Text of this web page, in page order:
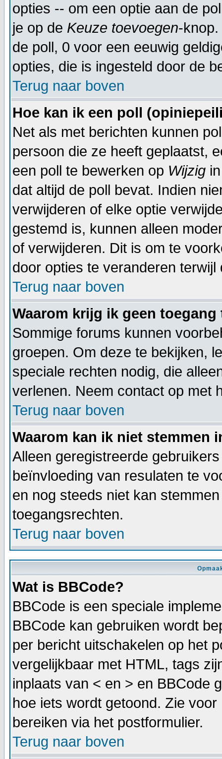
opties -- om een optie aan de
je op de Keuze toevoegen-
de poll, 0 voor een eeuwig
opties, die is ingesteld door de
Terug naar boven
Hoe kan ik een poll
Net als met berichten kunnen
persoon die ze heeft geplaatst,
een poll te bewerken op Wijzig
dat altijd de poll bevat. Indien
verwijderen of elke optie
gestemd is, kunnen alleen
of verwijderen. Dit is om te
door opties te veranderen terwijl
Terug naar boven
Waarom krijg ik geen
Sommige forums kunnen
groepen. Om deze te bekijken,
speciale rechten nodig, die
verlenen. Neem contact op met
Terug naar boven
Waarom kan ik niet stemmen
Alleen geregistreerde
beïnvloeding van resulaten te
en nog steeds niet kan
toegangsrechten.
Terug naar boven
Wat is BBCode?
BBCode is een speciale
BBCode kan gebruiken wordt
per bericht uitschakelen op het
vergelijkbaar met HTML, tags
inplaats van < en > en BBCode
hoe iets wordt getoond. Zie
bereiken via het postformulier.
Terug naar boven